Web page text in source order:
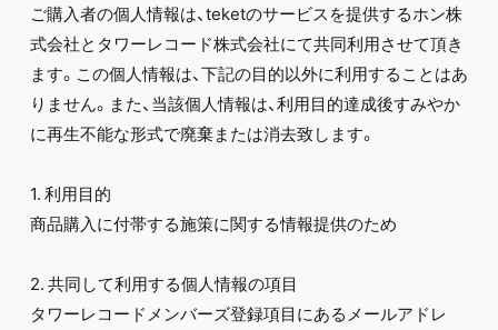
ご購入者の個人情報は、teketのサービスを提供するホン株
式会社とタワーレコード株式会社にて共同利用させて頂き
ます。この個人情報は、下記の目的以外に利用することはあ
りません。また、当該個人情報は、利用目的達成後すみやか
に再生不能な形式で廃棄または消去致します。
1. 利用目的
商品購入に付帯する施策に関する情報提供のため
2. 共同して利用する個人情報の項目
タワーレコードメンバーズ登録項目にあるメールアドレ